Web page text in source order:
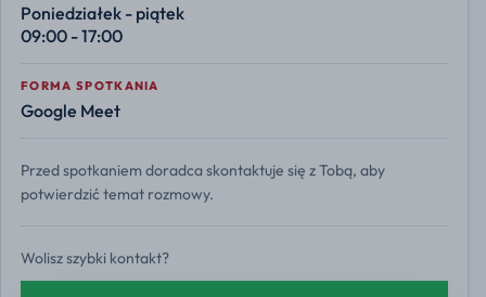
Poniedziałek - piątek
09:00 - 17:00
FORMA SPOTKANIA
Google Meet
Przed spotkaniem doradca skontaktuje się z Tobą, aby
potwierdzić temat rozmowy.
Wolisz szybki kontakt?